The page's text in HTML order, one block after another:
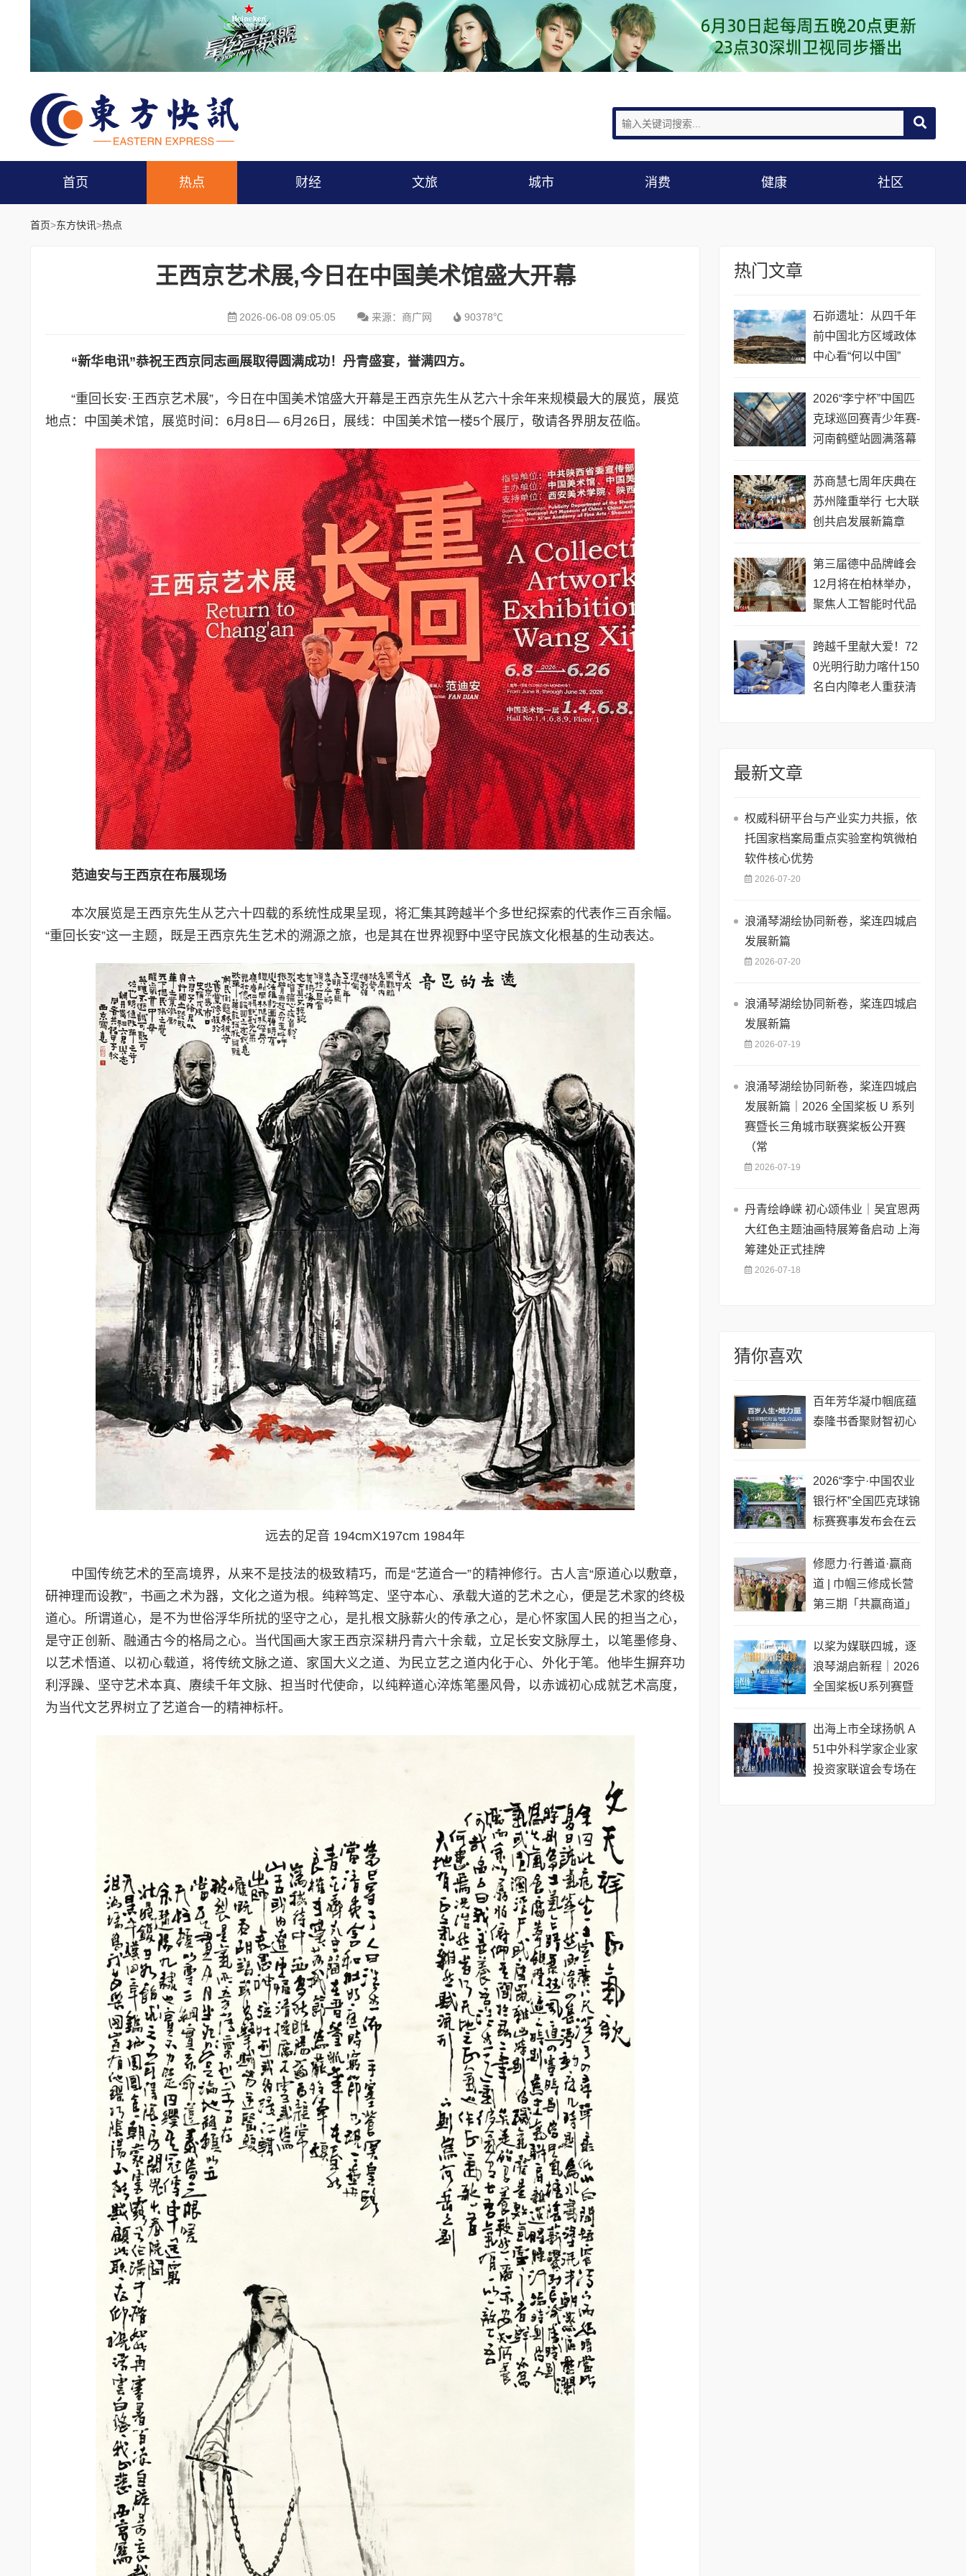
首页 热点 财经 文旅 城市 消费 健康 社区
首页>东方快讯>热点
王西京艺术展,今日在中国美术馆盛大开幕
2026-06-08 09:05:05 来源：商广网 90378℃
“新华电讯”恭祝王西京同志画展取得圆满成功！丹青盛宴，誉满四方。
“重回长安·王西京艺术展”，今日在中国美术馆盛大开幕是王西京先生从艺六十余年来规模最大的展览，展览
地点：中国美术馆，展览时间：6月8日— 6月26日，展线：中国美术馆一楼5个展厅，敬请各界朋友莅临。
范迪安与王西京在布展现场
本次展览是王西京先生从艺六十四载的系统性成果呈现，将汇集其跨越半个多世纪探索的代表作三百余幅。
“重回长安”这一主题，既是王西京先生艺术的溯源之旅，也是其在世界视野中坚守民族文化根基的生动表达。
远去的足音 194cmX197cm 1984年
中国传统艺术的至高境界，从来不是技法的极致精巧，而是“艺道合一”的精神修行。古人言“原道心以敷章，
研神理而设教”，书画之术为器，文化之道为根。纯粹笃定、坚守本心、承载大道的艺术之心，便是艺术家的终极
道心。所谓道心，是不为世俗浮华所扰的坚守之心，是扎根文脉薪火的传承之心，是心怀家国人民的担当之心，
是守正创新、融通古今的格局之心。当代国画大家王西京深耕丹青六十余载，立足长安文脉厚土，以笔墨修身、
以艺术悟道、以初心载道，将传统文脉之道、家国大义之道、为民立艺之道内化于心、外化于笔。他毕生摒弃功
利浮躁、坚守艺术本真、赓续千年文脉、担当时代使命，以纯粹道心淬炼笔墨风骨，以赤诚初心成就艺术高度，
为当代文艺界树立了艺道合一的精神标杆。
热门文章
石峁遗址：从四千年
前中国北方区域政体
中心看“何以中国”
2026“李宁杯”中国匹
克球巡回赛青少年赛-
河南鹤壁站圆满落幕
苏商慧七周年庆典在
苏州隆重举行 七大联
创共启发展新篇章
第三届德中品牌峰会
12月将在柏林举办，
聚焦人工智能时代品
跨越千里献大爱！72
0光明行助力喀什150
名白内障老人重获清
最新文章
权威科研平台与产业实力共振，依
托国家档案局重点实验室构筑微柏
软件核心优势
2026-07-20
浪涌琴湖绘协同新卷，桨连四城启
发展新篇
2026-07-20
浪涌琴湖绘协同新卷，桨连四城启
发展新篇
2026-07-19
浪涌琴湖绘协同新卷，桨连四城启
发展新篇｜2026 全国桨板 U 系列
赛暨长三角城市联赛桨板公开赛
（常
2026-07-19
丹青绘峥嵘 初心颂伟业｜吴宜恩两
大红色主题油画特展筹备启动 上海
筹建处正式挂牌
2026-07-18
猜你喜欢
百年芳华凝巾帼底蕴
泰隆书香聚财智初心
2026“李宁·中国农业
银行杯”全国匹克球锦
标赛赛事发布会在云
修愿力·行善道·赢商
道 | 巾帼三修成长营
第三期「共赢商道」
以桨为媒联四城，逐
浪琴湖启新程｜2026
全国桨板U系列赛暨
公开赛（常熟站）即
将开赛
出海上市全球扬帆 A
51中外科学家企业家
投资家联谊会专场在